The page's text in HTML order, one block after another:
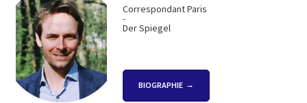
Correspondant Paris
-
Der Spiegel
BIOGRAPHIE